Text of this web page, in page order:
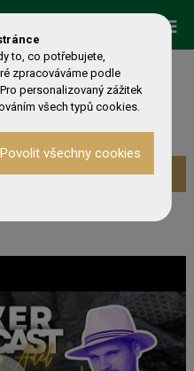
více »
již skončil.
turnaje »
to, co potřebujete,
zpracováváme podle
personalizovaný zážitek
všech typů cookies.